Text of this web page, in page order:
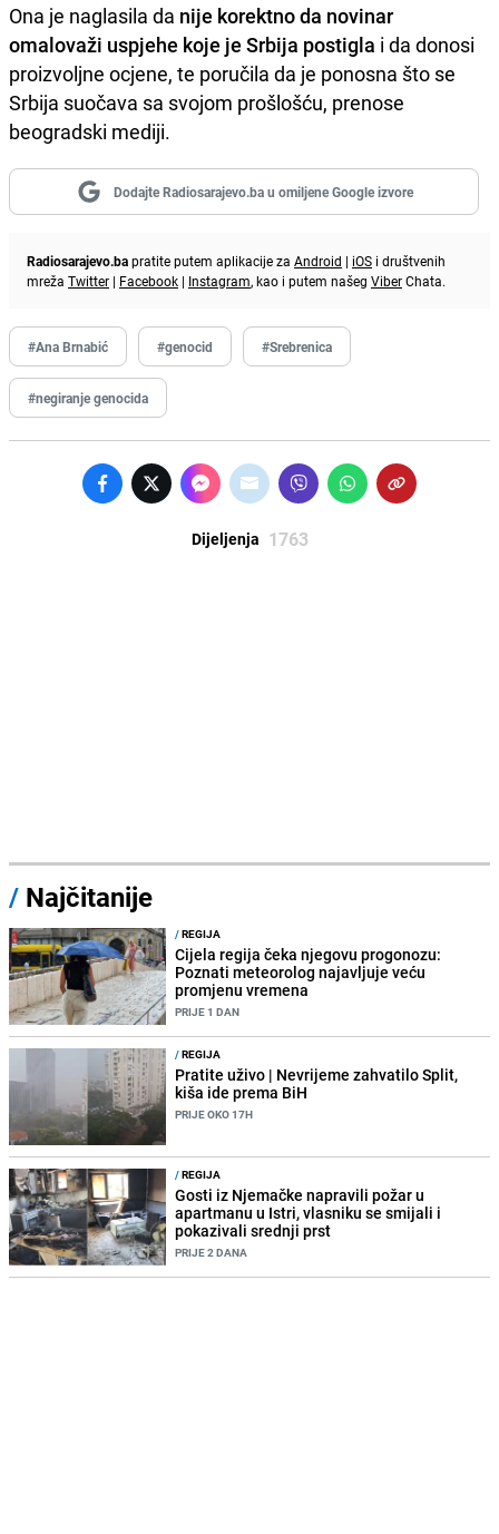
Ona je naglasila da nije korektno da novinar
omalovaži uspjehe koje je Srbija postigla i da donosi
proizvoljne ocjene, te poručila da je ponosna što se
Srbija suočava sa svojom prošlošću, prenose
beogradski mediji.
Dodajte Radiosarajevo.ba u omiljene Google izvore
Radiosarajevo.bapratite putem aplikacije za Android | iOS i društvenih
mreža Twitter | Facebook | Instagram, kao i putem našeg ViberChata.
#Ana Brnabić #genocid #Srebrenica
#negiranje genocida
Dijeljenja 1763
/ Najčitanije
/REGIJA
Cijela regija čeka njegovu progonozu:
Poznati meteorolog najavljuje veću
promjenu vremena
PRIJE 1 DAN
/REGIJA
Pratite uživo | Nevrijeme zahvatilo Split,
kiša ide prema BiH
PRIJE OKO 17H
/REGIJA
Gosti iz Njemačke napravili požar u
apartmanu u Istri, vlasniku se smijali i
pokazivali srednji prst
PRIJE 2 DANA